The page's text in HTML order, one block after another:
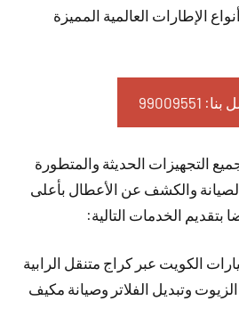
الإطارات العالمية المميزة
99009551‬
التجهيزات الحديثة والمتطورة
والكشف عن الأعطال بأعلى
بتقديم الخدمات التالية:
الكويت عبر كراج متنقل الرابية
وتبديل الفلاتر وصيانة مكيف